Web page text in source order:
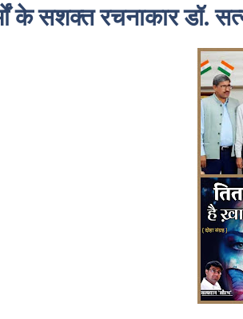
के सशक्त रचनाकार डॉ.